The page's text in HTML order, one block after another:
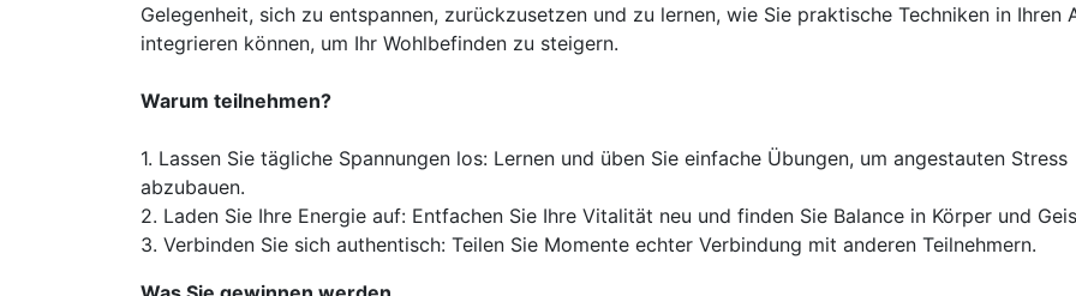
Gelegenheit, sich zu entspannen, zurückzusetzen und zu lernen, wie Sie praktische Techniken in Ihren
integrieren können, um Ihr Wohlbefinden zu steigern.
Warum teilnehmen?
1. Lassen Sie tägliche Spannungen los: Lernen und üben Sie einfache Übungen, um angestauten Stress
abzubauen.
2. Laden Sie Ihre Energie auf: Entfachen Sie Ihre Vitalität neu und finden Sie Balance in Körper und
3. Verbinden Sie sich authentisch: Teilen Sie Momente echter Verbindung mit anderen Teilnehmern.